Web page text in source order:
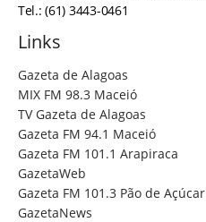
Tel.: (61) 3443-0461
Links
Gazeta de Alagoas
MIX FM 98.3 Maceió
TV Gazeta de Alagoas
Gazeta FM 94.1 Maceió
Gazeta FM 101.1 Arapiraca
GazetaWeb
Gazeta FM 101.3 Pão de Açúcar
GazetaNews